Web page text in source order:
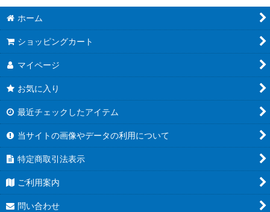
ホーム
ショッピングカート
マイページ
お気に入り
最近チェックしたアイテム
当サイトの画像やデータの利用について
特定商取引法表示
ご利用案内
問い合わせ